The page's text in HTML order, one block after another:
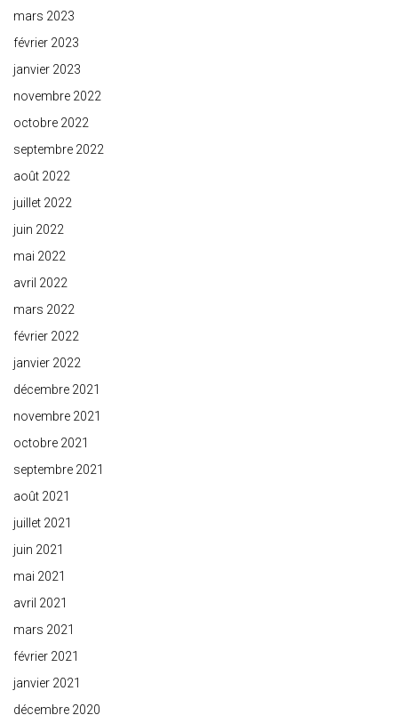
mars 2023
février 2023
janvier 2023
novembre 2022
octobre 2022
septembre 2022
août 2022
juillet 2022
juin 2022
mai 2022
avril 2022
mars 2022
février 2022
janvier 2022
décembre 2021
novembre 2021
octobre 2021
septembre 2021
août 2021
juillet 2021
juin 2021
mai 2021
avril 2021
mars 2021
février 2021
janvier 2021
décembre 2020